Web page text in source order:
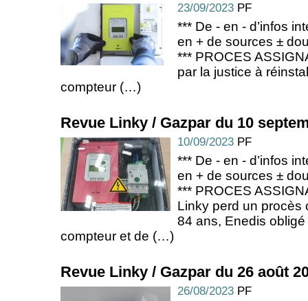
23/09/2023 PF
*** De - en - d’infos
en + de sources ±
*** PROCES
par la justice à
compteur (…)
Revue Linky / Gazpar du 10
10/09/2023 PF
*** De - en - d’infos
en + de sources ±
*** PROCES
Linky perd un procès
84 ans, Enedis
compteur et de (…)
Revue Linky / Gazpar du 26 août
26/08/2023 PF